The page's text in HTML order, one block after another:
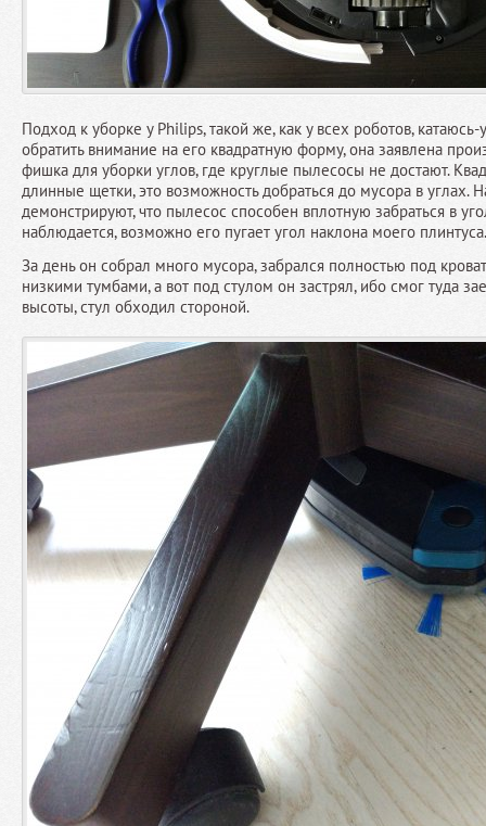
Подход к уборке у Philips, такой же, как у всех роботов,
обратить внимание на его квадратную форму, она заявлена
фишка для уборки углов, где круглые пылесосы не достают.
длинные щетки, это возможность добраться до мусора в углах.
демонстрируют, что пылесос способен вплотную забраться в
наблюдается, возможно его пугает угол наклона моего плинтуса.
За день он собрал много мусора, забрался полностью под
низкими тумбами, а вот под стулом он застрял, ибо смог туда
высоты, стул обходил стороной.